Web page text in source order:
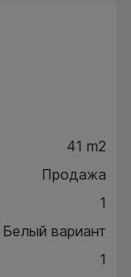
41 m2
Продажа
1
Белый вариант
1